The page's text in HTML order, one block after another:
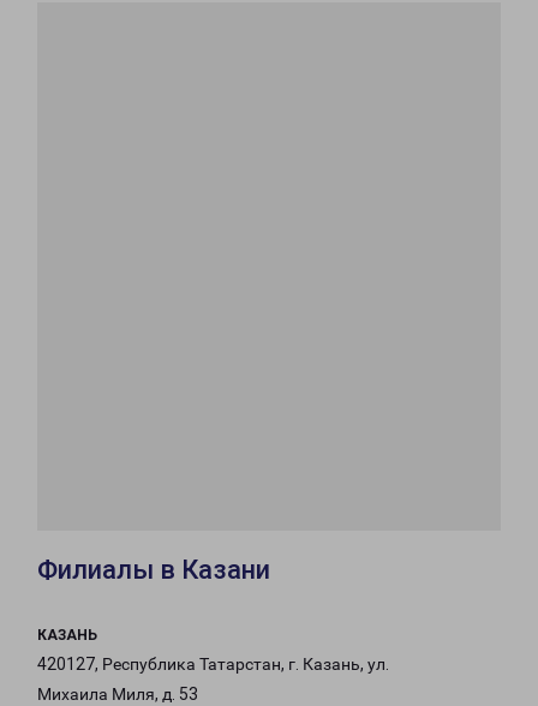
Филиалы в Казани
КАЗАНЬ
420127, Республика Татарстан, г. Казань, ул.
Михаила Миля, д. 53